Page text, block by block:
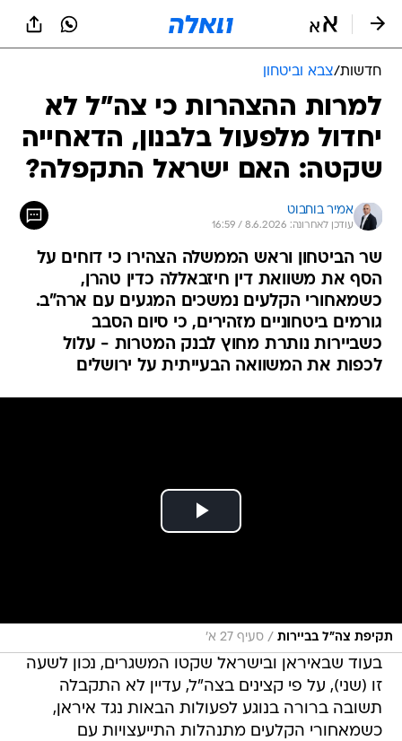
חדשות/צבא וביטחון
למרות ההצהרות כי צה"ל לא
יחדול מלפעול בלבנון, הדאחייה
שקטה: האם ישראל התקפלה?
אמיר בוחבוט
עודכן לאחרונה: 8.6.2026 / 16:59
שר הביטחון וראש הממשלה הצהירו כי דוחים על
הסף את משוואת דין חיזבאללה כדין טהרן,
כשמאחורי הקלעים נמשכים המגעים עם ארה"ב.
גורמים ביטחוניים מזהירים, כי סיום הסבב
כשביירות נותרת מחוץ לבנק המטרות - עלול
לכפות את המשוואה הבעייתית על ירושלים
תקיפת צה"ל בביירות / סעיף 27 א'
בעוד שבאיראן ובישראל שקטו המשגרים, נכון לשעה
זו (שני), על פי קצינים בצה"ל, עדיין לא התקבלה
תשובה ברורה בנוגע לפעולות הבאות נגד איראן,
כשמאחורי הקלעים מתנהלות התייעצויות עם